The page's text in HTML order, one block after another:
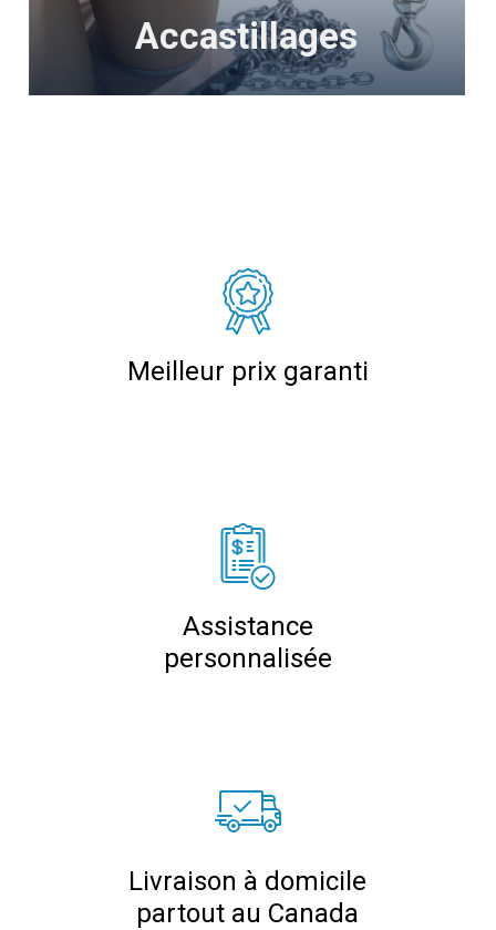
Accastillages
Meilleur prix garanti
Assistance
personnalisée
Livraison à domicile
partout au Canada